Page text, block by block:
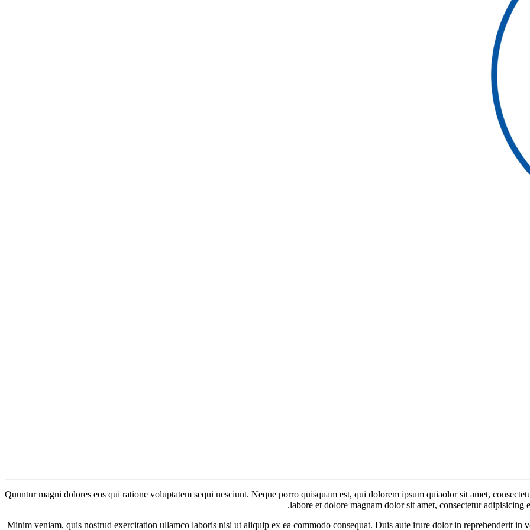
Quuntur magni dolores eos qui ratione voluptatem sequi nesciunt. Neque porro quisquam est, qui dolorem ipsum quiaolor sit amet,
labore et dolore magnam dolor sit amet, consectetur
Minim veniam, quis nostrud exercitation ullamco laboris nisi ut aliquip ex ea commodo consequat. Duis aute irure dolor in reprehenderit in